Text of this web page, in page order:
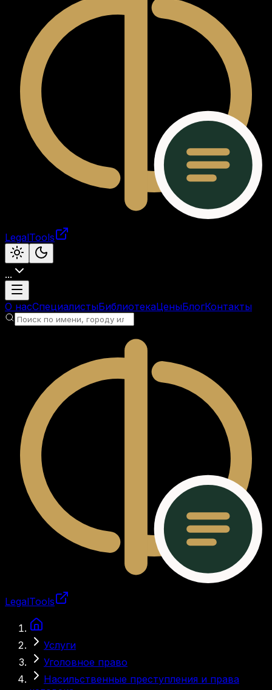
LegalTools
...
Загрузка аккаунта
О насСпециалистыБиблиотекаЦеныБлогКонтакты
LegalTools
Услуги
Уголовное право
Насильственные преступления и права